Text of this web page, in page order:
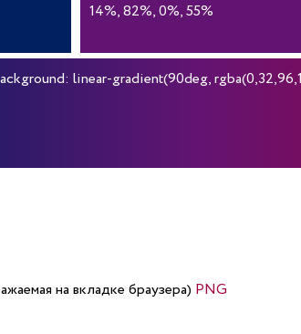
14%, 82%, 0%, 55%
linear-gradient(90deg,
на вкладке браузера) PNG